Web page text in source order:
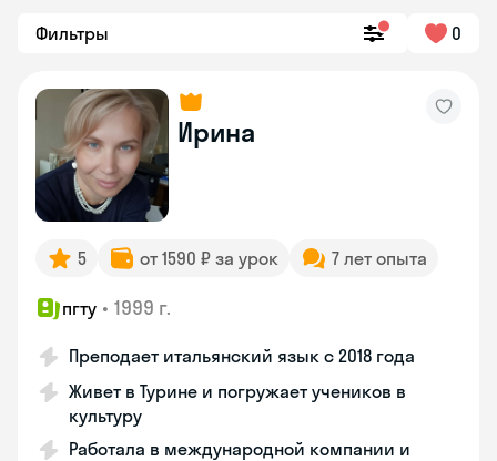
Фильтры 0
Ирина
5 от 1590 ₽ за урок 7 лет опыта
пгту • 1999 г.
Преподает итальянский язык с 2018 года
Живет в Турине и погружает учеников в
культуру
Работала в международной компании и